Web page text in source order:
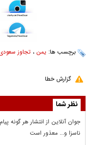
برچسب ها: یمن ، تجاوز
گزارش خطا
نظر شما
جوان آنلاين از انتشار هر گونه
ناسزا و... معذور است